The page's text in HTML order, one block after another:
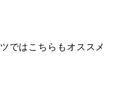
ではこちらもオススメ